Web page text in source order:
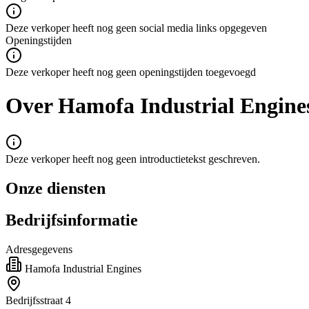
Deze verkoper heeft nog geen social media links opgegeven
Openingstijden
Deze verkoper heeft nog geen openingstijden toegevoegd
Over Hamofa Industrial
Deze verkoper heeft nog geen introductietekst geschreven.
Onze diensten
Bedrijfsinformatie
Adresgegevens
Hamofa Industrial Engines
Bedrijfsstraat 4